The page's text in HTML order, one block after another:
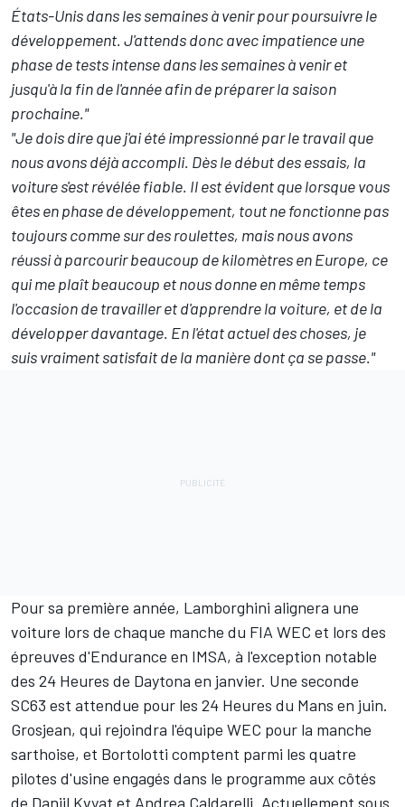
États-Unis dans les semaines à venir pour poursuivre le
développement. J'attends donc avec impatience une
phase de tests intense dans les semaines à venir et
jusqu'à la fin de l'année afin de préparer la saison
prochaine."
"Je dois dire que j'ai été impressionné par le travail que
nous avons déjà accompli. Dès le début des essais, la
voiture s'est révélée fiable. Il est évident que lorsque vous
êtes en phase de développement, tout ne fonctionne pas
toujours comme sur des roulettes, mais nous avons
réussi à parcourir beaucoup de kilomètres en Europe, ce
qui me plaît beaucoup et nous donne en même temps
l'occasion de travailler et d'apprendre la voiture, et de la
développer davantage. En l'état actuel des choses, je
suis vraiment satisfait de la manière dont ça se passe."
Pour sa première année, Lamborghini alignera une
voiture lors de chaque manche du FIA WEC et lors des
épreuves d'Endurance en IMSA, à l'exception notable
des 24 Heures de Daytona en janvier. Une seconde
SC63 est attendue pour les 24 Heures du Mans en juin.
Grosjean, qui rejoindra l'équipe WEC pour la manche
sarthoise, et Bortolotti comptent parmi les quatre
pilotes d'usine engagés dans le programme aux côtés
de Daniil Kvyat et Andrea Caldarelli. Actuellement sous